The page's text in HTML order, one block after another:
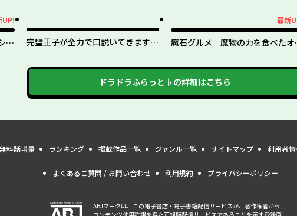
UP!
ナ
完璧王子が全力で口説いてきます
最新
魔石グルメ 魔物の力を食べたオ
ドラドラふらっと♭ の詳細はこちら
無料話増量 ランキング 掲載作品一覧 ジャンル一覧 サイトマップ 利用者
よくあるご質問 / お問い合わせ 利用規約 プライバシーポリシー
ABJマークは、この電子書店・電子書籍配信サービスが、著作権者から